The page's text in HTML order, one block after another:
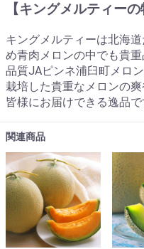
【キングメルティーの
キングメルティーは北海
め青肉メロンの中でも貴重
品質JAピンネ浦臼町メロ
栽培した貴重なメロンの
皆様にお届けできる逸品で
関連商品